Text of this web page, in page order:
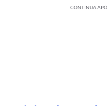
CONTINUA